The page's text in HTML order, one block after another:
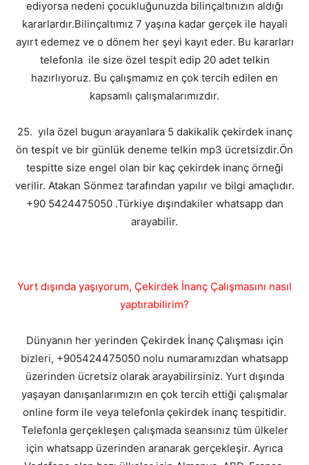
ediyorsa nedeni çocukluğunuzda bilinçaltınızın aldığı
kararlardır.Bilinçaltımız 7 yaşına kadar gerçek ile hayali
ayırt edemez ve o dönem her şeyi kayıt eder. Bu kararları
telefonla ile size özel tespit edip 20 adet telkin
hazırlıyoruz. Bu çalışmamız en çok tercih edilen en
kapsamlı çalışmalarımızdır.
25. yıla özel bugun arayanlara 5 dakikalik çekirdek inanç
ön tespit ve bir günlük deneme telkin mp3 ücretsizdir.Ön
tespitte size engel olan bir kaç çekirdek inanç örneği
verilir. Atakan Sönmez tarafından yapılır ve bilgi amaçlıdır.
+90 5424475050 .Türkiye dışındakiler whatsapp dan
arayabilir.
Yurt dışında yaşıyorum, Çekirdek İnanç Çalışmasını nasıl
yaptırabilirim?
Dünyanın her yerinden Çekirdek İnanç Çalışması için
bizleri, +905424475050 nolu numaramızdan whatsapp
üzerinden ücretsiz olarak arayabilirsiniz. Yurt dışında
yaşayan danışanlarımızın en çok tercih ettiği çalışmalar
online form ile veya telefonla çekirdek inanç tespitidir.
Telefonla gerçekleşen çalışmada seansınız tüm ülkeler
için whatsapp üzerinden aranarak gerçekleşir. Ayrıca